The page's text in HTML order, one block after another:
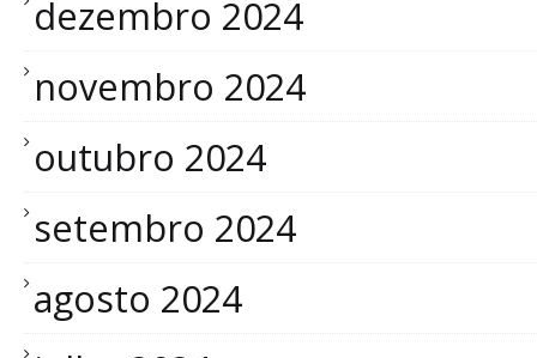
dezembro 2024
novembro 2024
outubro 2024
setembro 2024
agosto 2024